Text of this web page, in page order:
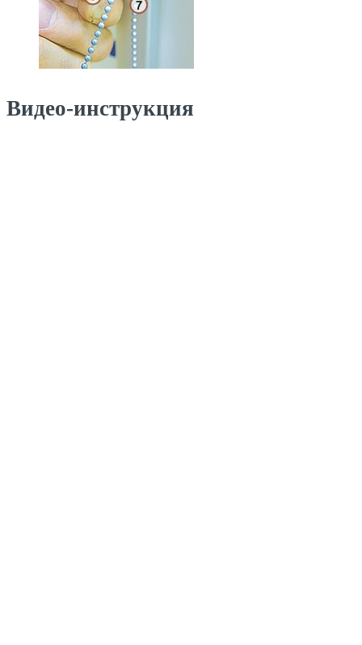
Видео-инструкция